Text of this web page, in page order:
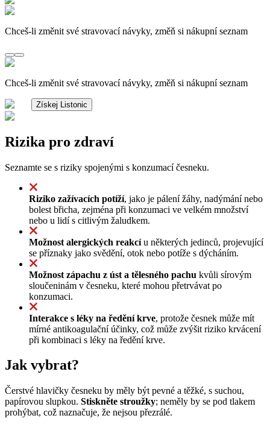
Chceš-li změnit své stravovací návyky, změň si nákupní seznam
Chceš-li změnit své stravovací návyky, změň si nákupní seznam
Získej Listonic
Rizika pro zdraví
Seznamte se s riziky spojenými s konzumací česneku.
Riziko zažívacích potíží, jako je pálení žáhy, nadýmání nebo
bolest břicha, zejména při konzumaci ve velkém množství
nebo u lidí s citlivým žaludkem.
Možnost alergických reakcíu některých jedinců, projevující
se příznaky jako svědění, otok nebo potíže s dýcháním.
Možnost zápachu z úst a tělesného pachu kvůli sírovým
sloučeninám v česneku, které mohou přetrvávat po
konzumaci.
Interakce s léky na ředění krve, protože česnek může mít
mírné antikoagulační účinky, což může zvýšit riziko krvácení
při kombinaci s léky na ředění krve.
Jak vybrat?
Čerstvé hlavičky česneku by měly být pevné a těžké, s suchou,
papírovou slupkou. Stiskněte stroužky; neměly by se pod tlakem
prohýbat, což naznačuje, že nejsou přezrálé.